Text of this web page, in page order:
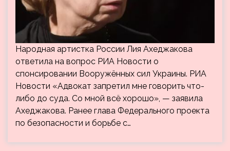
Народная артистка России Лия Ахеджакова
ответила на вопрос РИА Новости о
спонсировании Вооружённых сил Украины. РИА
Новости «Адвокат запретил мне говорить что-
либо до суда. Со мной всё хорошо», — заявила
Ахеджакова. Ранее глава Федерального проекта
по безопасности и борьбе с…